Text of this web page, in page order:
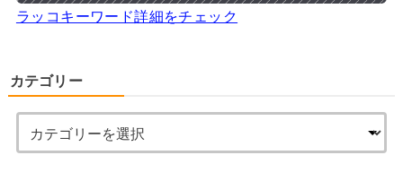
ラッコキーワード詳細をチェック
カテゴリー